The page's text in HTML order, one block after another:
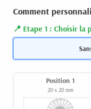
Comment
Etape 1 : Choisir la
Position 1
20 x 20 mm